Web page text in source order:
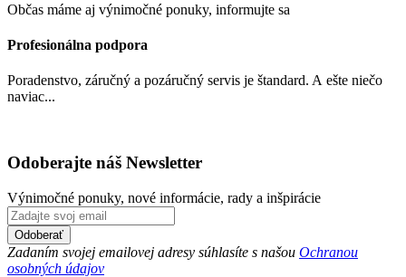
Občas máme aj výnimočné ponuky, informujte sa
Profesionálna podpora
Poradenstvo, záručný a pozáručný servis je štandard. A ešte niečo
naviac...
Odoberajte náš Newsletter
Výnimočné ponuky, nové informácie, rady a inšpirácie
Zadaním svojej emailovej adresy súhlasíte s našou Ochranou
osobných údajov